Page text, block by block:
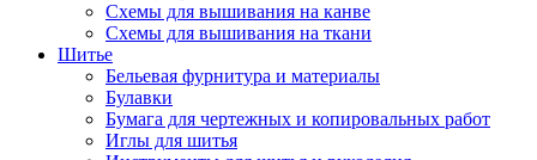
Схемы для вышивания на канве
Схемы для вышивания на ткани
Шитье
Бельевая фурнитура и материалы
Булавки
Бумага для чертежных и копировальных работ
Иглы для шитья